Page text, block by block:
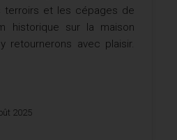
succulents. Nous avons passé
incroyable, nous reviendrons les
— Octobre 2025